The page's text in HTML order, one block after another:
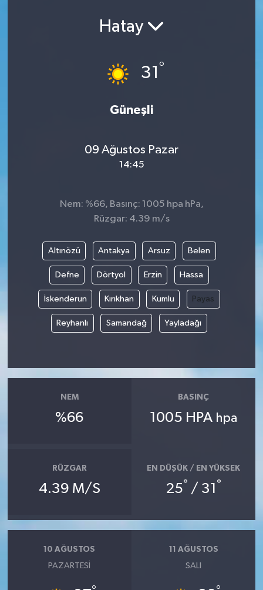
Hatay
31°
Güneşli
09 Ağustos Pazar
14:45
Nem: %66, Basınç: 1005 hpa hPa,
Rüzgar: 4.39 m/s
Altınözü Antakya Arsuz Belen
Defne Dörtyol Erzin Hassa
İskenderun Kırıkhan Kumlu Payas
Reyhanlı Samandağ Yayladağı
NEM
%66
BASINÇ
1005 HPA hpa
RÜZGAR
4.39 M/S
EN DÜŞÜK / EN YÜKSEK
25° / 31 °
10 AĞUSTOS
PAZARTESI
11 AĞUSTOS
SALI